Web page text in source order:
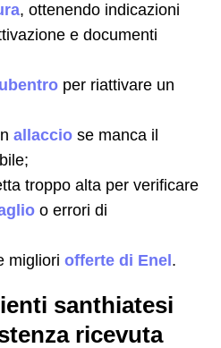
, ottenendo indicazioni
e documenti
per riattivare un
allaccio se manca il
troppo alta per verificare
o errori di
migliori offerte di Enel .
santhiatesi
ricevuta